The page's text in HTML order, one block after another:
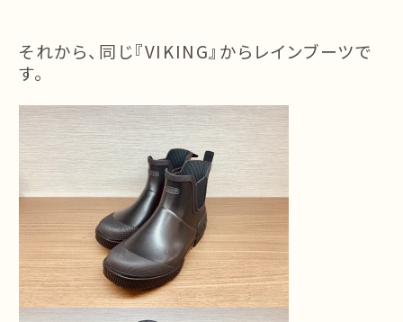
それから、同じ『VIKING』からレインブーツで
す。